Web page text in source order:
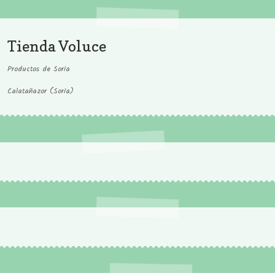
Tienda Voluce
Productos de Soria
Calatañazor (Soria)